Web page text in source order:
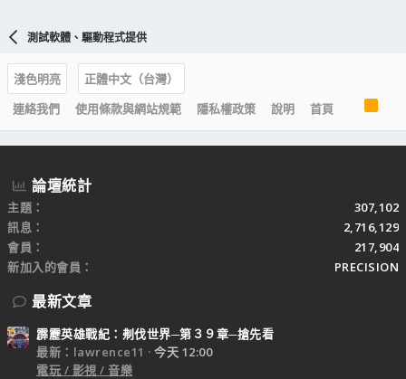
測試軟體、驅動程式提供
淺色明亮
正體中文（台灣）
連絡我們
使用條款與網站規範 隱私權政策 說明 首頁
S
論壇統計
主題
307,102
訊息
2,716,129
會員
217,904
新加入的會員
PRECISION
最新文章
霹靂英雄戰紀：刜伐世界─第３９章─搶先看
最新：lawrence11
今天 12:00
電玩 / 影視 / 音樂